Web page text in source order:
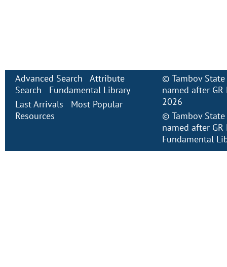
Advanced Search
Attribute
Search
Fundamental Library
Last Arrivals
Most Popular
Resources
© Tambov
named after
2026
© Tambov
named after
Fundamental